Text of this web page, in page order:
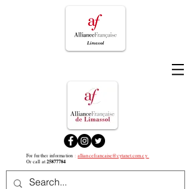
For further information:alliancefrancaise@cytanet.com.cy
Or call at 25877784